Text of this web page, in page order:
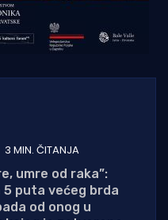
3 MIN. ČITANJA
umre od raka”:
5 puta većeg brda
od onog u